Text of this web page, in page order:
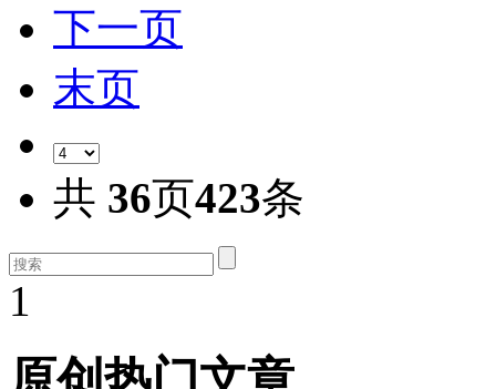
下一页
末页
共 36页423条
1